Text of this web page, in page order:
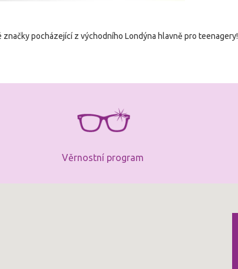
pocházející z východního Londýna hlavně pro teenagery!